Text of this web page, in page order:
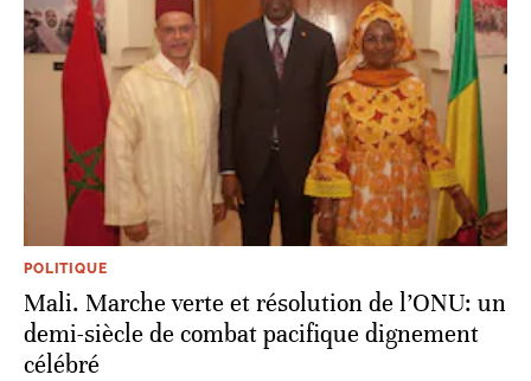
POLITIQUE
Mali. Marche verte et résolution de l’ONU: un
demi-siècle de combat pacifique dignement
célébré